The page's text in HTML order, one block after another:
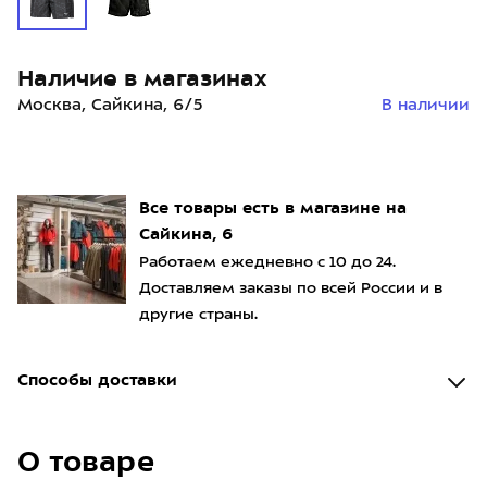
Все товары есть в магазине на
Сайкина, 6
Работаем ежедневно с 10 до 24.
Доставляем заказы по всей России и в
другие страны.
Способы доставки
О товаре
Наличие в магазинах
Москва, Сайкина, 6/5 В наличии